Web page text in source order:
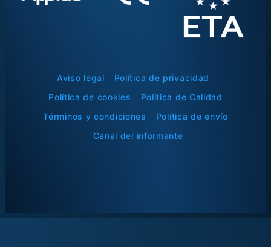
Aviso legal
Política de privacidad
Política de cookies
Política de Calidad
Términos y condiciones
Política de envío
Canal del informante